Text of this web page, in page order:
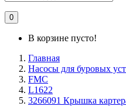
0
В корзине пусто!
Главная
Насосы для буровых
FMC
L1622
3266091 Крышка